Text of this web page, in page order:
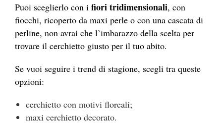
Puoi sceglierlo con i fiori tridimensionali, con
fiocchi, ricoperto da maxi perle o con una cascata di
perline, non avrai che l’imbarazzo della scelta per
trovare il cerchietto giusto per il tuo abito.
Se vuoi seguire i trend di stagione, scegli tra queste
opzioni:
cerchietto con motivi floreali;
maxi cerchietto decorato.